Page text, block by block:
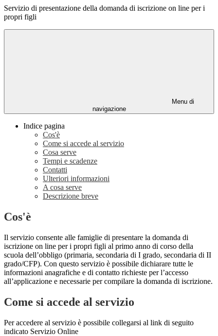
Servizio di presentazione della domanda di iscrizione on line per i
propri figli
Menu di
navigazione
Indice pagina
Cos'è
Come si accede al servizio
Cosa serve
Tempi e scadenze
Contatti
Ulteriori informazioni
A cosa serve
Descrizione breve
Cos'è
Il servizio consente alle famiglie di presentare la domanda di
iscrizione on line per i propri figli al primo anno di corso della
scuola dell’obbligo (primaria, secondaria di I grado, secondaria di II
grado/CFP). Con questo servizio è possibile dichiarare tutte le
informazioni anagrafiche e di contatto richieste per l’accesso
all’applicazione e necessarie per compilare la domanda di iscrizione.
Come si accede al servizio
Per accedere al servizio è possibile collegarsi al link di seguito
indicato Servizio Online